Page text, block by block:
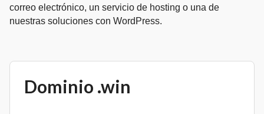
correo electrónico, un servicio de hosting o una de
nuestras soluciones con WordPress.
Dominio .win